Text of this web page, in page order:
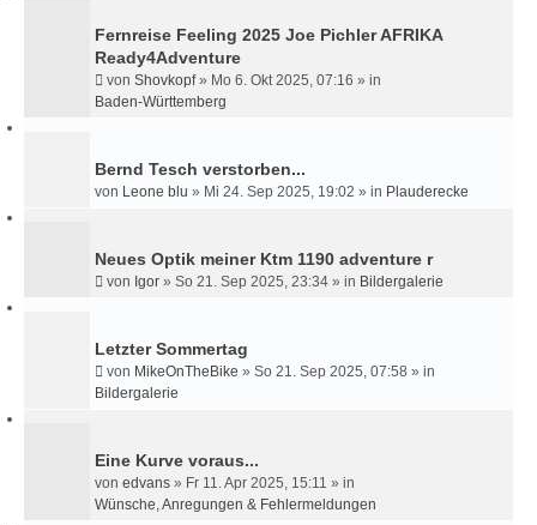
Fernreise Feeling 2025 Joe Pichler AFRIKA
Ready4Adventure
von Shovkopf» Mo 6. Okt 2025, 07:16 » in
Baden-Württemberg
Bernd Tesch verstorben...
von Leone blu » Mi 24. Sep 2025, 19:02 » in Plauderecke
Neues Optik meiner Ktm 1190 adventure r
von Igor » So 21. Sep 2025, 23:34 » in Bildergalerie
Letzter Sommertag
von MikeOnTheBike » So 21. Sep 2025, 07:58 » in
Bildergalerie
Eine Kurve voraus...
von edvans » Fr 11. Apr 2025, 15:11 » in
Wünsche, Anregungen & Fehlermeldungen